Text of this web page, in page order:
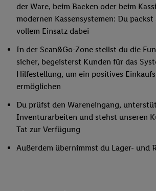
der Ware, beim Backen oder beim
modernen Kassensystemen: Du
vollem Einsatz dabei
In der Scan&Go-Zone stellst du die
sicher, begeisterst Kunden für das
Hilfestellung, um ein positives
ermöglichen
Du prüfst den Wareneingang,
Inventurarbeiten und stehst unseren
Tat zur Verfügung
Außerdem übernimmst du Lager- und